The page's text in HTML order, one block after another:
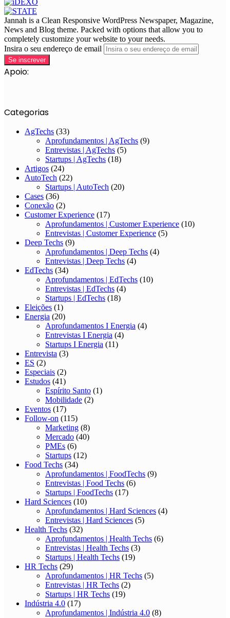
Jannah is a Clean Responsive WordPress Newspaper, Magazine,
News and Blog theme. Packed with options that allow you to
completely customize your website to your needs.
Insira o seu endereço de email
Apoio:
Categorias
AgTechs (33)
Aprofundamentos | AgTechs (9)
Entrevistas | AgTechs (5)
Startups | AgTechs (18)
Artigos (24)
AutoTech (22)
Startups | AutoTech (20)
Cases (36)
Conexão (2)
Customer Experience (17)
Aprofundamentos | Customer Experience (10)
Entrevistas | Customer Experience (5)
Deep Techs (9)
Aprofundamentos | Deep Techs (4)
Entrevistas | Deep Techs (4)
EdTechs (34)
Aprofundamentos | EdTechs (10)
Entrevistas | EdTechs (4)
Startups | EdTechs (18)
Eleições (1)
Energia (20)
Aprofundamentos I Energia (4)
Entrevistas I Energia (4)
Startups I Energia (11)
Entrevista (3)
ES (2)
Especiais (2)
Estudos (41)
Espírito Santo (1)
Mobilidade (2)
Eventos (17)
Follow-on (115)
Marketing (8)
Mercado (40)
PMEs (6)
Startups (12)
Food Techs (34)
Aprofundamentos | FoodTechs (9)
Entrevistas | Food Techs (6)
Startups | FoodTechs (17)
Hard Sciences (10)
Aprofundamentos | Hard Sciences (4)
Entrevistas | Hard Sciences (5)
Health Techs (32)
Aprofundamentos | Health Techs (6)
Entrevistas | Health Techs (3)
Startups | Health Techs (19)
HR Techs (29)
Aprofundamentos | HR Techs (5)
Entrevistas | HR Techs (2)
Startups | HR Techs (19)
Indústria 4.0 (17)
Aprofundamentos | Indústria 4.0 (8)